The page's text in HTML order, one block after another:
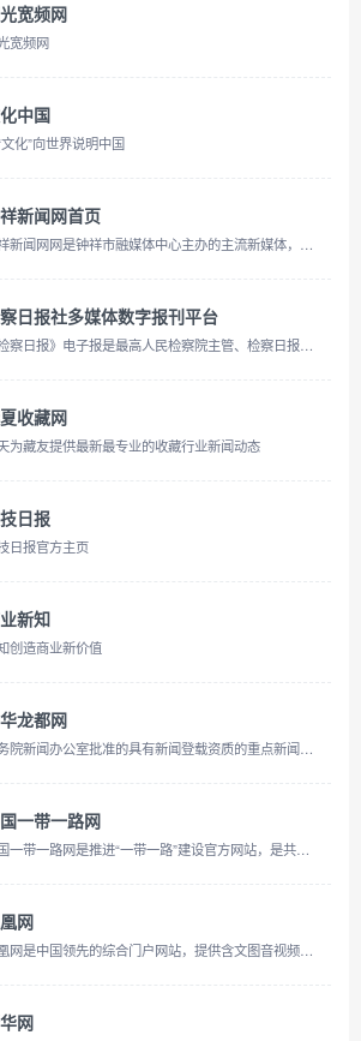
宽频网
宽频网
中国
文化”向世界说明中国
新闻网首页
钟祥新闻网网是钟祥市融媒体中心主办的主流新媒体，拥有钟祥电视台视听节目独家网络版权。是钟祥第一视听门户，是钟祥对外宣传的窗口，也是外界了解钟祥的最佳平台。钟祥新闻网网立足钟祥，整合资源，
日报社多媒体数字报刊平台
《检察日报》电子报是最高人民检察院主管、检察日报社主办的中央新闻网站，是经国家网信办审批的中央互联网信息服务单位。立足检察，宣传法治，及时报道社会主义法制建设的最新动态、热点和难点问题，高扬反腐倡廉的旗帜。
收藏网
为藏友提供最新最专业的收藏行业新闻动态
日报
日报官方主页
新知
创造商业新价值
龙都网
国务院新闻办公室批准的具有新闻登载资质的重点新闻网站
一带一路网
中国一带一路网是推进“一带一路”建设官方网站，是共建“一带一路”倡议重要政策最权威的解读平台、重要即时信息最准确的发布平台、企业经贸流通的便利服务平台、沿线人文交流和旅游合作的重要展示平台。
网
凤凰网是中国领先的综合门户网站，提供含文图音视频的全方位综合新闻资讯、深度访谈、观点评论、财经产品、互动应用、分享社区等服务，同时与凤凰无线、凤凰宽频形成三屏联动，为全球主流华人提供互联网、无线通信、电视网三网融合无缝衔接的新媒体优质体验。
网